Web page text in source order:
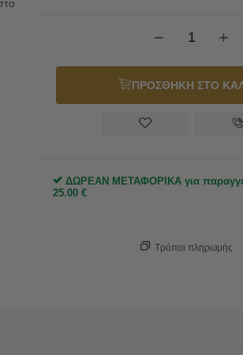
+
−
ΠΡΟΣΘΗΚΗ ΣΤΟ
ΔΩΡΕΑΝ ΜΕΤΑΦΟΡΙΚΑ για
25.00 €
Τρόποι πληρωμής